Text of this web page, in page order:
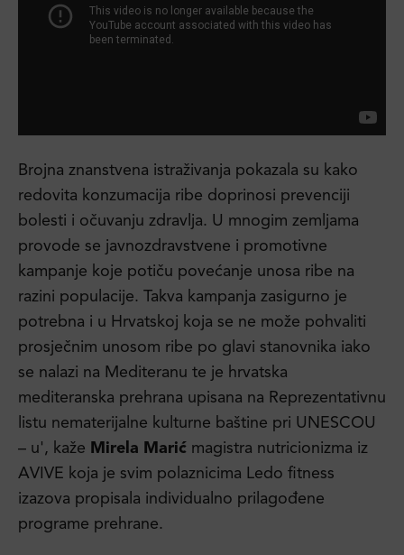
Brojna znanstvena istraživanja pokazala su kako
redovita konzumacija ribe doprinosi prevenciji
bolesti i očuvanju zdravlja. U mnogim zemljama
provode se javnozdravstvene i promotivne
kampanje koje potiču povećanje unosa ribe na
razini populacije. Takva kampanja zasigurno je
potrebna i u Hrvatskoj koja se ne može pohvaliti
prosječnim unosom ribe po glavi stanovnika iako
se nalazi na Mediteranu te je hrvatska
mediteranska prehrana upisana na Reprezentativnu
listu nematerijalne kulturne baštine pri UNESCOU
– u', kaže Mirela Marić magistra nutricionizma iz
AVIVE koja je svim polaznicima Ledo fitness
izazova propisala individualno prilagođene
programe prehrane.